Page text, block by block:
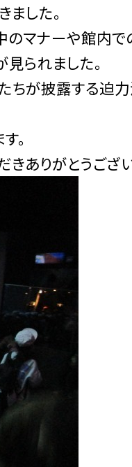
した。
のマナーや館内で
られました。
ちが披露する迫
。
ありがとうござい